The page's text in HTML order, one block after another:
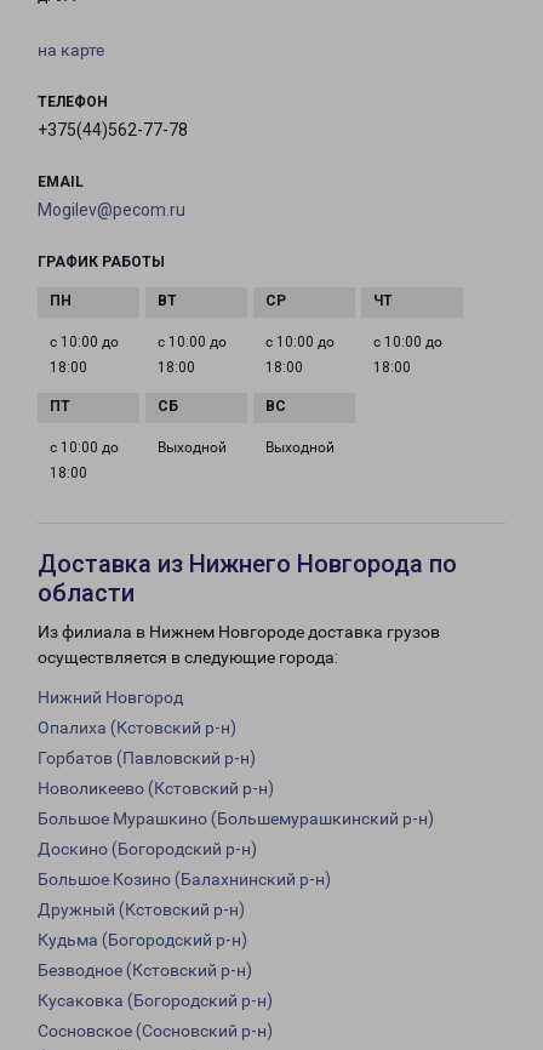
на карте
ТЕЛЕФОН
+375(44)562-77-78
EMAIL
Mogilev@pecom.ru
ГРАФИК РАБОТЫ
с 10:00 до
18:00
с 10:00 до
18:00
с 10:00 до
18:00
с 10:00 до
18:00
с 10:00 до
18:00
Выходной Выходной
Доставка из Нижнего Новгорода по
области
Из филиала в Нижнем Новгороде доставка грузов
осуществляется в следующие города:
Нижний Новгород
Опалиха (Кстовский р-н)
Горбатов (Павловский р-н)
Новоликеево (Кстовский р-н)
Большое Мурашкино (Большемурашкинский р-н)
Доскино (Богородский р-н)
Большое Козино (Балахнинский р-н)
Дружный (Кстовский р-н)
Кудьма (Богородский р-н)
Безводное (Кстовский р-н)
Кусаковка (Богородский р-н)
Сосновское (Сосновский р-н)